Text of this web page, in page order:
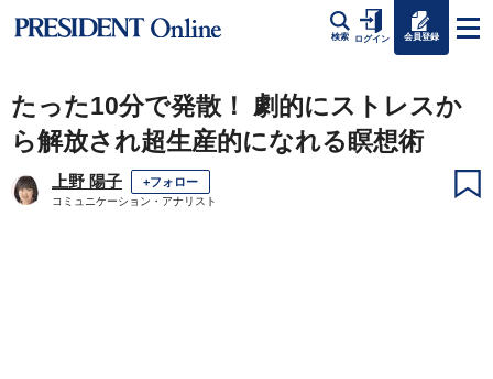
検索 ログイン 会員登録
たった10分で発散！ 劇的にストレスか
ら解放され超生産的になれる瞑想術
上野 陽子 +フォロー
コミュニケーション・アナリスト